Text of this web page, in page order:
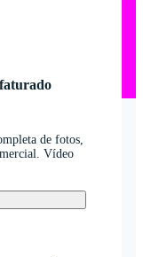
de fotos,
Vídeo